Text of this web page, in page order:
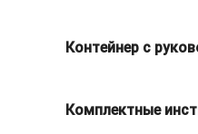
Контейнер с
Комплектные